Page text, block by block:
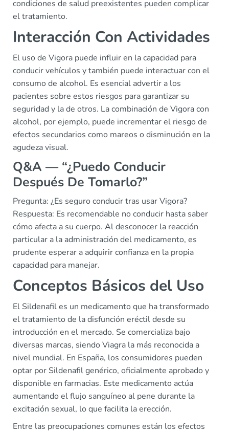
condiciones de salud preexistentes pueden complicar
el tratamiento.
Interacción Con Actividades
El uso de Vigora puede influir en la capacidad para
conducir vehículos y también puede interactuar con el
consumo de alcohol. Es esencial advertir a los
pacientes sobre estos riesgos para garantizar su
seguridad y la de otros. La combinación de Vigora con
alcohol, por ejemplo, puede incrementar el riesgo de
efectos secundarios como mareos o disminución en la
agudeza visual.
Q&A — “¿Puedo Conducir
Después De Tomarlo?”
Pregunta: ¿Es seguro conducir tras usar Vigora?
Respuesta: Es recomendable no conducir hasta saber
cómo afecta a su cuerpo. Al desconocer la reacción
particular a la administración del medicamento, es
prudente esperar a adquirir confianza en la propia
capacidad para manejar.
Conceptos Básicos del Uso
El Sildenafil es un medicamento que ha transformado
el tratamiento de la disfunción eréctil desde su
introducción en el mercado. Se comercializa bajo
diversas marcas, siendo Viagra la más reconocida a
nivel mundial. En España, los consumidores pueden
optar por Sildenafil genérico, oficialmente aprobado y
disponible en farmacias. Este medicamento actúa
aumentando el flujo sanguíneo al pene durante la
excitación sexual, lo que facilita la erección.
Entre las preocupaciones comunes están los efectos